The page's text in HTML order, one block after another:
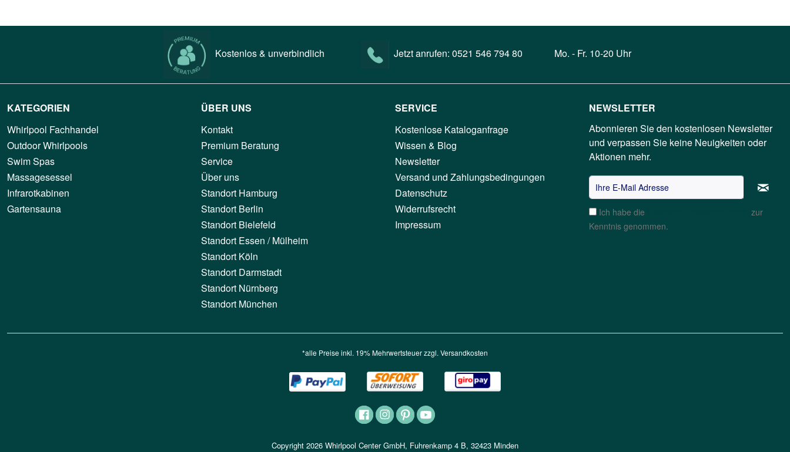
Kostenlos & unverbindlich Jetzt anrufen: 0521 546 794 80 Mo. - Fr. 10-20 Uhr
KATEGORIEN
Whirlpool Fachhandel
Outdoor Whirlpools
Swim Spas
Massagesessel
Infrarotkabinen
Gartensauna
ÜBER UNS
Kontakt
Premium Beratung
Service
Über uns
Standort Hamburg
Standort Berlin
Standort Bielefeld
Standort Essen / Mülheim
Standort Köln
Standort Darmstadt
Standort Nürnberg
Standort München
SERVICE
Kostenlose Kataloganfrage
Wissen & Blog
Newsletter
Versand und Zahlungsbedingungen
Datenschutz
Widerrufsrecht
Impressum
NEWSLETTER
Abonnieren Sie den kostenlosen Newsletter
und verpassen Sie keine Neuigkeiten oder
Aktionen mehr.
Ich habe die
zur
Kenntnis genommen.
*alle Preise inkl. 19% Mehrwertsteuer zzgl. Versandkosten
Copyright 2026 Whirlpool Center GmbH, Fuhrenkamp 4 B, 32423 Minden